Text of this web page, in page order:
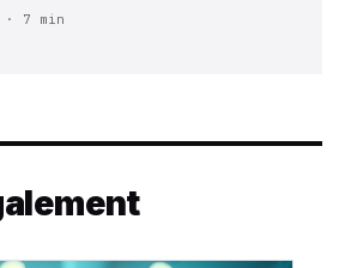
· 7 min